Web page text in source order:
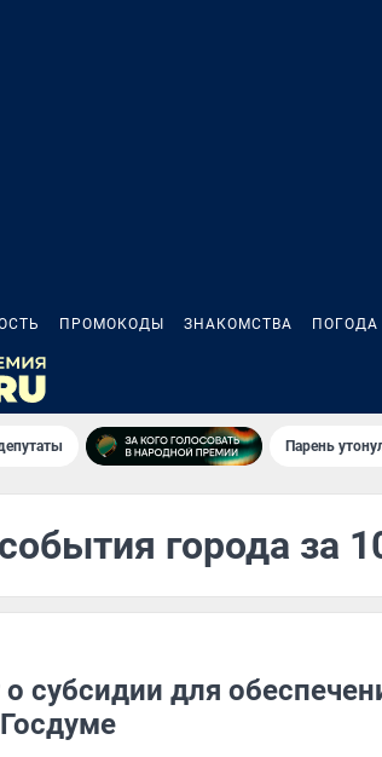
ПРОМОКОДЫ ЗНАКОМСТВА ПОГОДА
Парень
города за
о субсидии для